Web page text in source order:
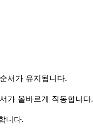
서가 유지됩니다.
가 올바르게 작동합니다.
니다.